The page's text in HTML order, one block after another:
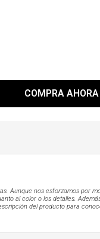
COMPRA AHORA
Aunque nos esforzamos por
al color o los detalles.
del producto para